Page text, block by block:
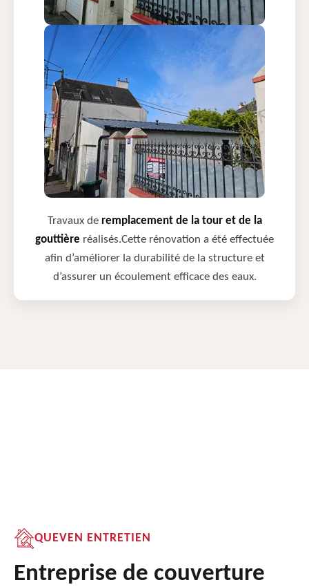
Travaux de remplacement de la tour et de la
gouttière réalisés.Cette rénovation a été effectuée
afin d’améliorer la durabilité de la structure et
d’assurer un écoulement efficace des eaux.
QUEVEN ENTRETIEN
Entreprise de couverture